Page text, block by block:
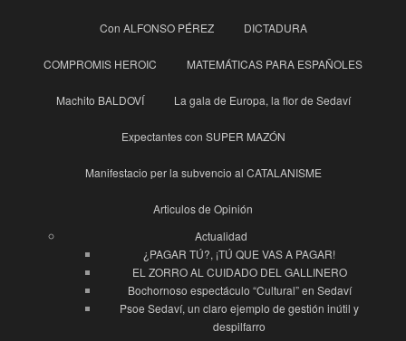
Con ALFONSO PÉREZ DICTADURA
COMPROMIS HEROIC MATEMÁTICAS PARA ESPAÑOLES
Machito BALDOVÍ La gala de Europa, la flor de Sedaví
Expectantes con SUPER MAZÓN
Manifestacio per la subvencio al CATALANISME
Articulos de Opinión
Actualidad
¿PAGAR TÚ?, ¡TÚ QUE VAS A PAGAR!
EL ZORRO AL CUIDADO DEL GALLINERO
Bochornoso espectáculo “Cultural” en Sedaví
Psoe Sedaví, un claro ejemplo de gestión inútil y
despilfarro